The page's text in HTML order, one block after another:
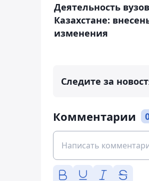
Деятельность
Казахстане:
изменения
Следите за
Комментарии